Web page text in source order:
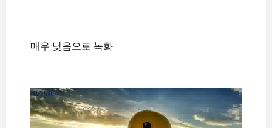
매우 낮음으로 녹화